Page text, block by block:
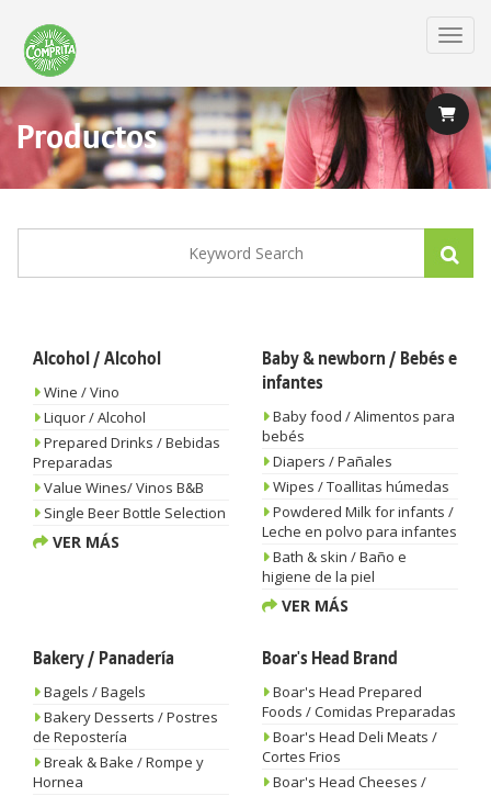
main
content
Productos
Alcohol / Alcohol
Wine / Vino
Liquor / Alcohol
Prepared Drinks / Bebidas
Preparadas
Value Wines/ Vinos B&B
Single Beer Bottle Selection
VER MÁS
Baby & newborn / Bebés e
infantes
Baby food / Alimentos para
bebés
Diapers / Pañales
Wipes / Toallitas húmedas
Powdered Milk for infants /
Leche en polvo para infantes
Bath & skin / Baño e
higiene de la piel
VER MÁS
Bakery / Panadería
Bagels / Bagels
Bakery Desserts / Postres
de Repostería
Break & Bake / Rompe y
Hornea
Boar's Head Brand
Boar's Head Prepared
Foods / Comidas Preparadas
Boar's Head Deli Meats /
Cortes Frios
Boar's Head Cheeses /